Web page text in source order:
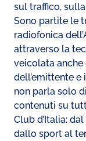
sul traffico,
Sono partite le
radiofonica
attraverso la
veicolata anche
dell’emittente e
non parla solo
contenuti su
Club d’Italia:
dallo sport al